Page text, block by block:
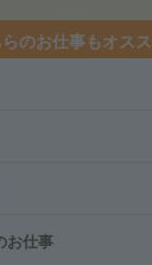
のお仕事もオス
お仕事